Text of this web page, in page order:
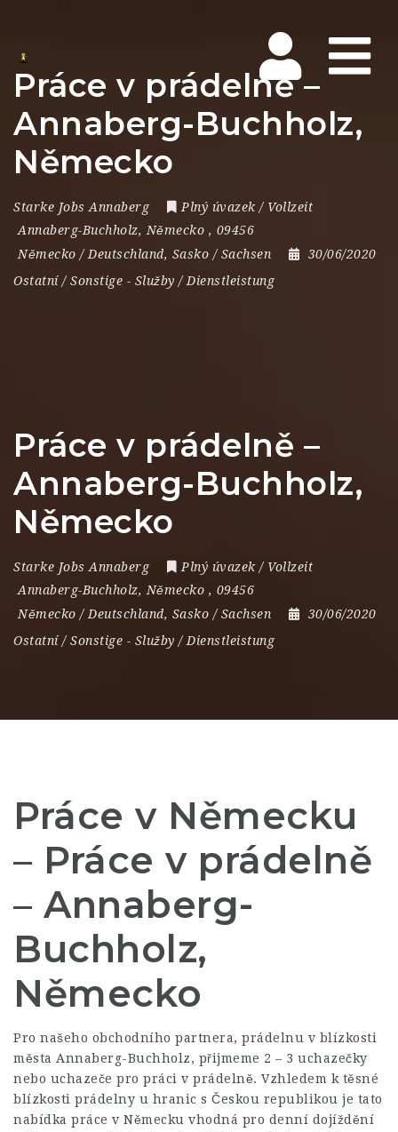
Práce v prádelně –
Annaberg-Buchholz,
Německo
Starke Jobs Annaberg
Plný úvazek / Vollzeit
Annaberg-Buchholz, Německo , 09456
Německo / Deutschland, Sasko / Sachsen
30/06/2020
Ostatní / Sonstige - Služby / Dienstleistung
Práce v prádelně –
Annaberg-Buchholz,
Německo
Starke Jobs Annaberg
Plný úvazek / Vollzeit
Annaberg-Buchholz, Německo , 09456
Německo / Deutschland, Sasko / Sachsen
30/06/2020
Ostatní / Sonstige - Služby / Dienstleistung
Práce v Německu
– Práce v prádelně
– Annaberg-
Buchholz,
Německo
Pro našeho obchodního partnera, prádelnu v blízkosti
města Annaberg-Buchholz, přijmeme 2 – 3 uchazečky
nebo uchazeče pro práci v prádelně. Vzhledem k těsné
blízkosti prádelny u hranic s Českou republikou je tato
nabídka práce v Německu vhodná pro denní dojíždění